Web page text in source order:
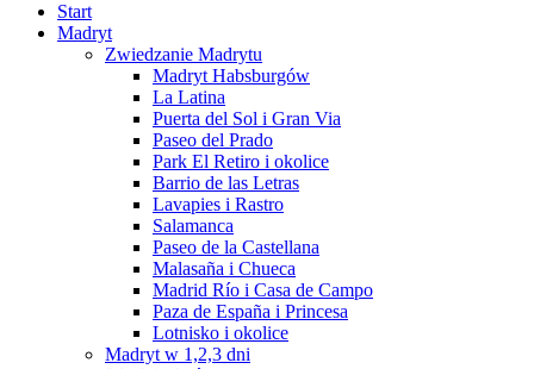
Start
Madryt
Zwiedzanie Madrytu
Madryt Habsburgów
La Latina
Puerta del Sol i Gran Via
Paseo del Prado
Park El Retiro i okolice
Barrio de las Letras
Lavapies i Rastro
Salamanca
Paseo de la Castellana
Malasaña i Chueca
Madrid Río i Casa de Campo
Paza de España i Princesa
Lotnisko i okolice
Madryt w 1,2,3 dni